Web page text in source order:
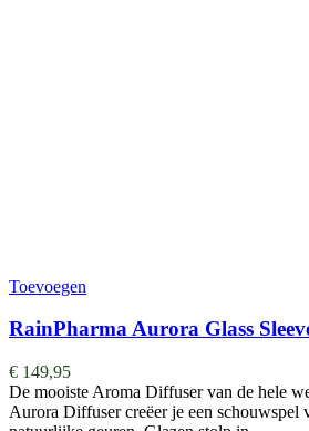
Toevoegen
RainPharma Aurora Glass
€ 149,95
De mooiste Aroma Diffuser van de hele
Aurora Diffuser creëer je een schouwspel